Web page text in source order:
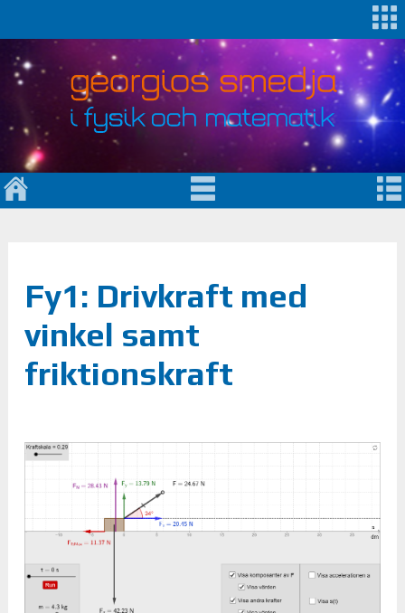
Fy1: Drivkraft med
vinkel samt
friktionskraft